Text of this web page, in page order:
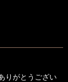
りがとうござい